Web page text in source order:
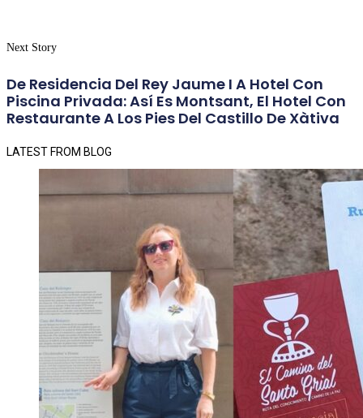
Next Story
De Residencia Del Rey Jaume I A Hotel Con
Piscina Privada: Así Es Montsant, El Hotel Con
Restaurante A Los Pies Del Castillo De Xàtiva
LATEST FROM BLOG